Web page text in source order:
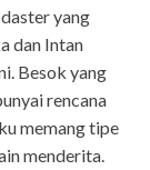
yang
dan Intan
Besok yang
rencana
memang tipe
menderita.